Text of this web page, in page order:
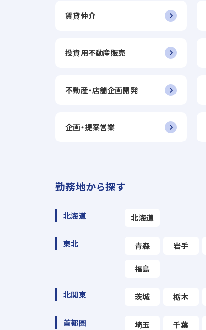
賃貸仲介
投資用不動産販売
不動産・店舗企画開発
企画・提案営業
勤務地から探す
北海道 北海道
東北 青森 岩手
福島
北関東 茨城 栃木
首都圏 埼玉 千葉